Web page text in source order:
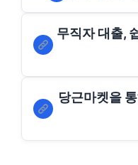
무직자 대출,
당근마켓을